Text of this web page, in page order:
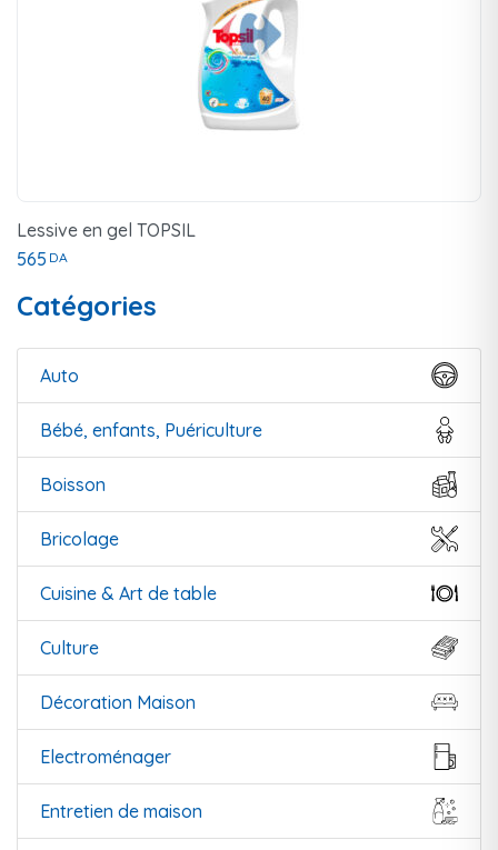
Catégories
Auto
Bébé, enfants, Puériculture
Boisson
Bricolage
Cuisine & Art de table
Culture
Décoration Maison
Electroménager
Entretien de maison
Lessive en gel TOPSIL
565 DA